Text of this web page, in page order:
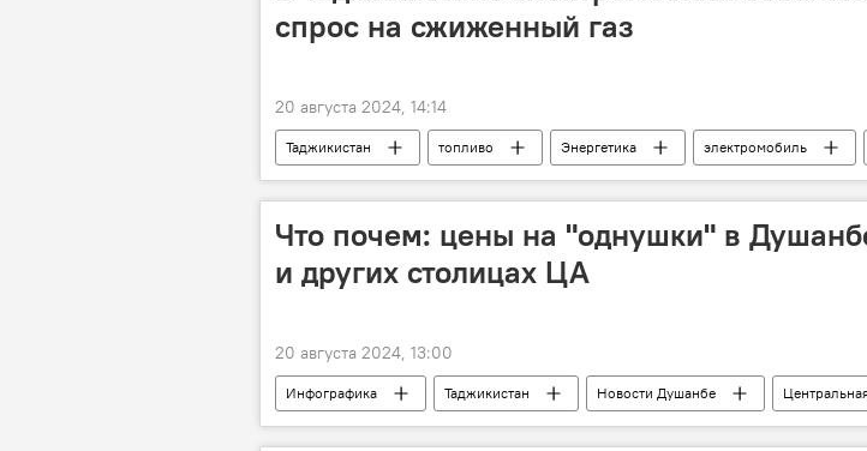
спрос на сжиженный газ
20 августа 2024, 14:14
Таджикистан топливо Энергетика электромобиль
Что почем: цены на "однушки" в
и других столицах ЦА
20 августа 2024, 13:00
Инфографика Таджикистан Новости Душанбе
Общество